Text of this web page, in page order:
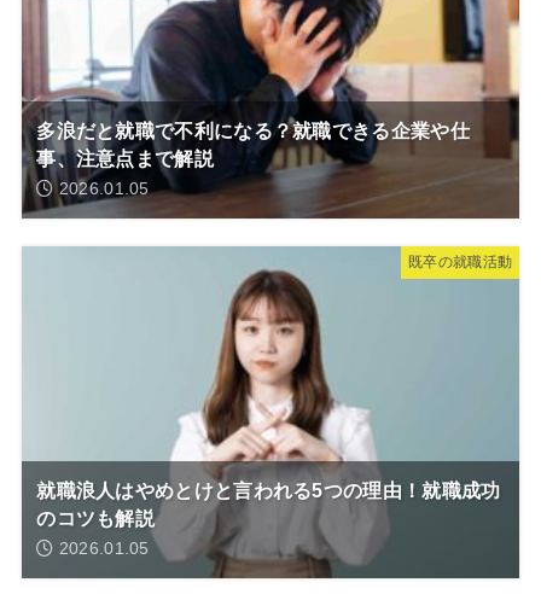
多浪だと就職で不利になる？就職できる企業や仕
事、注意点まで解説
2026.01.05
既卒の就職活動
就職浪人はやめとけと言われる5つの理由！就職成功
のコツも解説
2026.01.05